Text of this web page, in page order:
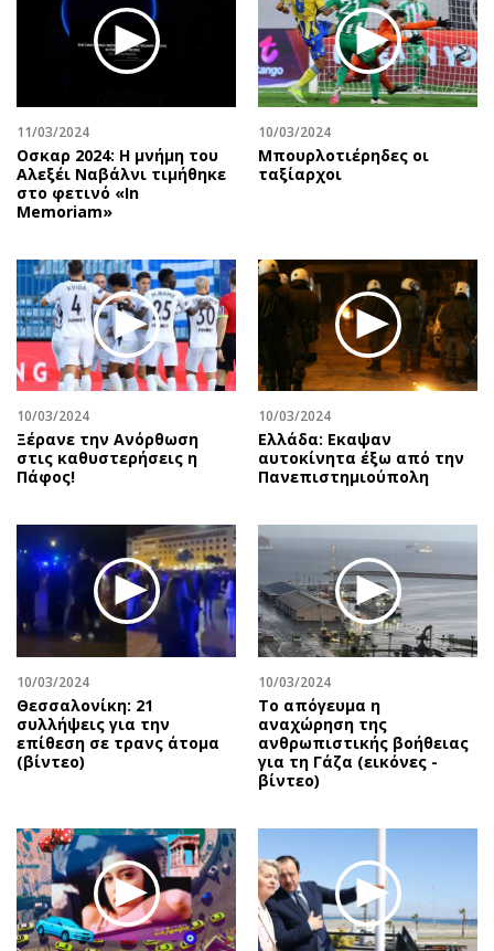
11/03/2024
Οσκαρ 2024: Η μνήμη του
Αλεξέι Ναβάλνι τιμήθηκε
στο φετινό «In
Memoriam»
10/03/2024
Μπουρλοτιέρηδες οι
ταξίαρχοι
10/03/2024
Ξέρανε την Ανόρθωση
στις καθυστερήσεις η
Πάφος!
10/03/2024
Ελλάδα: Εκαψαν
αυτοκίνητα έξω από την
Πανεπιστημιούπολη
10/03/2024
Θεσσαλονίκη: 21
συλλήψεις για την
επίθεση σε τρανς άτομα
(βίντεο)
10/03/2024
Το απόγευμα η
αναχώρηση της
ανθρωπιστικής βοήθειας
για τη Γάζα (εικόνες -
βίντεο)